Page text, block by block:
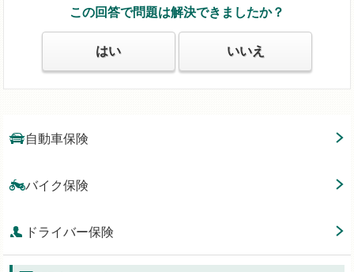
この回答で問題は解決できましたか？
はい いいえ
自動車保険
バイク保険
ドライバー保険